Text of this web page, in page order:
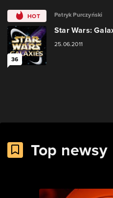
HOT
36
Patryk Purczyński
Star Wars:
25.06.2011
Top newsy